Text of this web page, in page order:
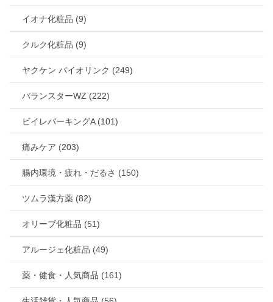
イオナ化粧品 (9)
クルク化粧品 (9)
ヤクケン バイオリンク (249)
バランスターWZ (222)
ビイレバーキングA (101)
痛みケア (203)
腸内環境・疲れ・だるさ (150)
ツムラ漢方薬 (82)
オリーブ化粧品 (51)
アルージェ化粧品 (49)
薬・健食・人気商品 (161)